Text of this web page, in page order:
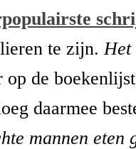
te zijn.Het
op de
daarmee
mannen eten